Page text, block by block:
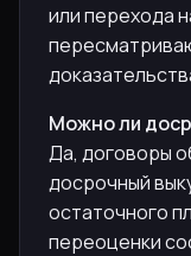
или перехода
Можно ли
Да, договоры
досрочный
остаточного
переоценки